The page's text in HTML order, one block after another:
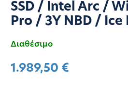
SSD / Intel Arc /
Pro / 3Y NBD / Ice
Διαθέσιμο
1.989,50 €